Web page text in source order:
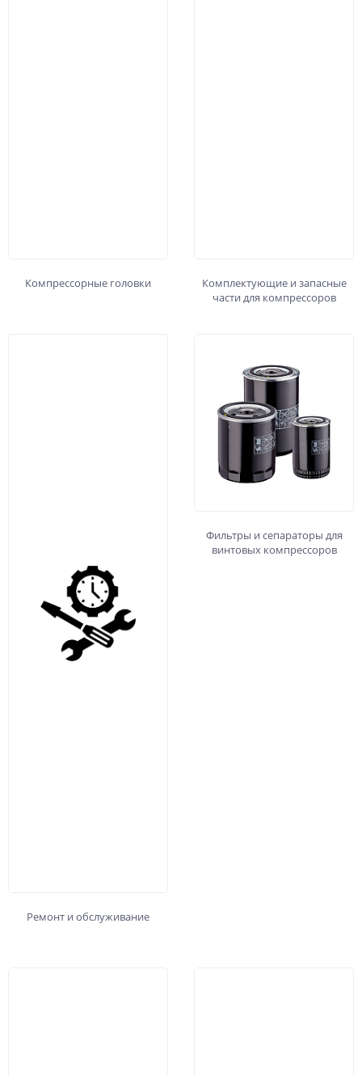
Компрессорные головки
Комплектующие и запасные
части для компрессоров
Ремонт и обслуживание
Фильтры и сепараторы для
винтовых компрессоров